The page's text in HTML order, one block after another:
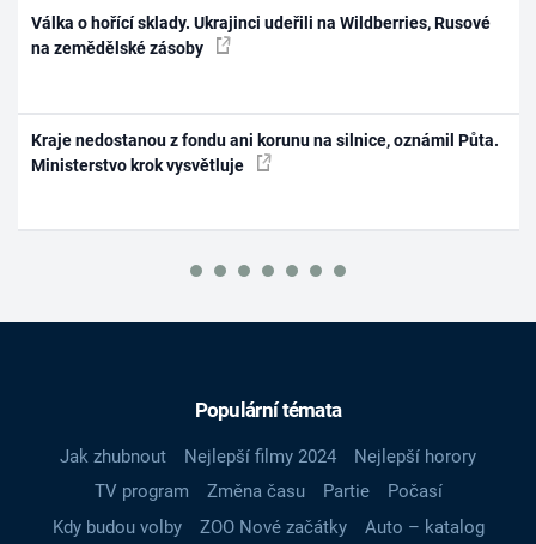
Válka o hořící sklady. Ukrajinci udeřili na Wildberries, Rusové
na zemědělské zásoby
Kraje nedostanou z fondu ani korunu na silnice, oznámil Půta.
Ministerstvo krok vysvětluje
Populární témata
Jak zhubnout Nejlepší filmy 2024
Nejlepší horory
TV program
Změna času Partie
Počasí
Kdy budou volby
ZOO Nové začátky
Auto – katalog